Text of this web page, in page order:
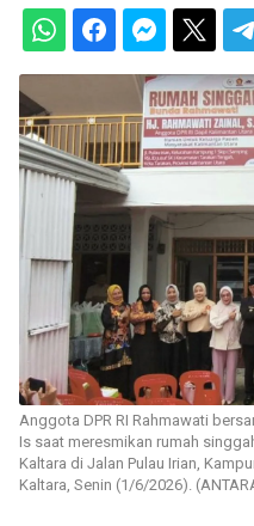
Anggota DPR RI Rahmawati
Is saat meresmikan rumah
Kaltara di Jalan Pulau Irian,
Kaltara, Senin (1/6/2026).